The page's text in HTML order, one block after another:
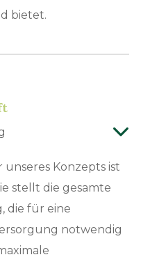
bietet.
Konzepts ist
stellt die gesamte
die für eine
notwendig